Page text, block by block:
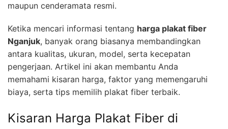
maupun cenderamata resmi.
Ketika mencari informasi tentang harga plakat fiber
Nganjuk, banyak orang biasanya membandingkan
antara kualitas, ukuran, model, serta kecepatan
pengerjaan. Artikel ini akan membantu Anda
memahami kisaran harga, faktor yang memengaruhi
biaya, serta tips memilih plakat fiber terbaik.
Kisaran Harga Plakat Fiber di